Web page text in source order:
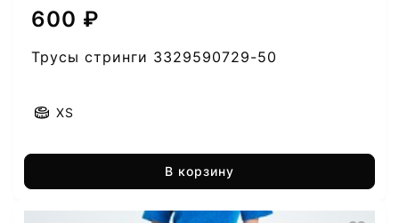
600 ₽
Трусы стринги 3329590729-50
XS
В корзину